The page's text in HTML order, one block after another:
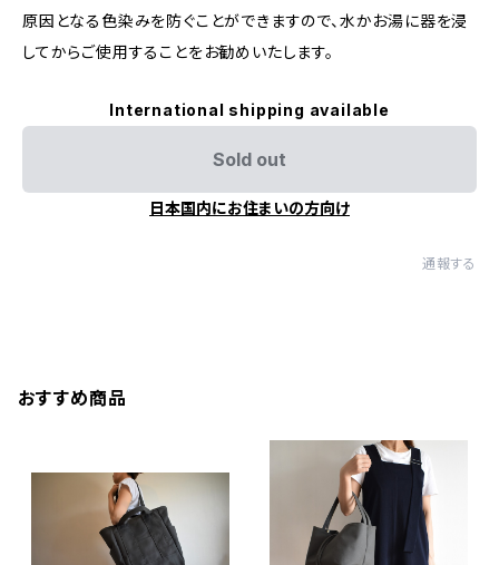
原因となる色染みを防ぐことができますので、水かお湯に器を浸
してからご使用することをお勧めいたします。
International shipping available
Sold out
日本国内にお住まいの方向け
通報する
おすすめ商品